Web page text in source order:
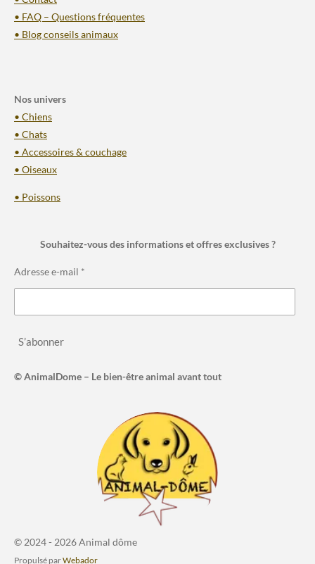
• FAQ – Questions fréquentes
• Blog conseils animaux
Nos univers
• Chiens
• Chats
• Accessoires & couchage
• Oiseaux
• Poissons
Souhaitez-vous des informations et offres exclusives ?
Adresse e-mail *
S’abonner
© AnimalDome – Le bien-être animal avant tout
© 2024 - 2026 Animal dôme
Propulsé parWebador